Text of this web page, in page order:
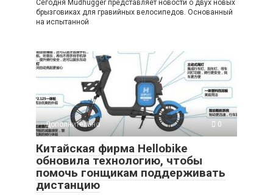
Сегодня Mudhugger представляет новости о двух новых
брызговиках для гравийных велосипедов. Основанный
на испытанной
Дополнительно 0
Китайская фирма Hellobike
обновила технологию, чтобы
помочь гонщикам поддерживать
дистанцию